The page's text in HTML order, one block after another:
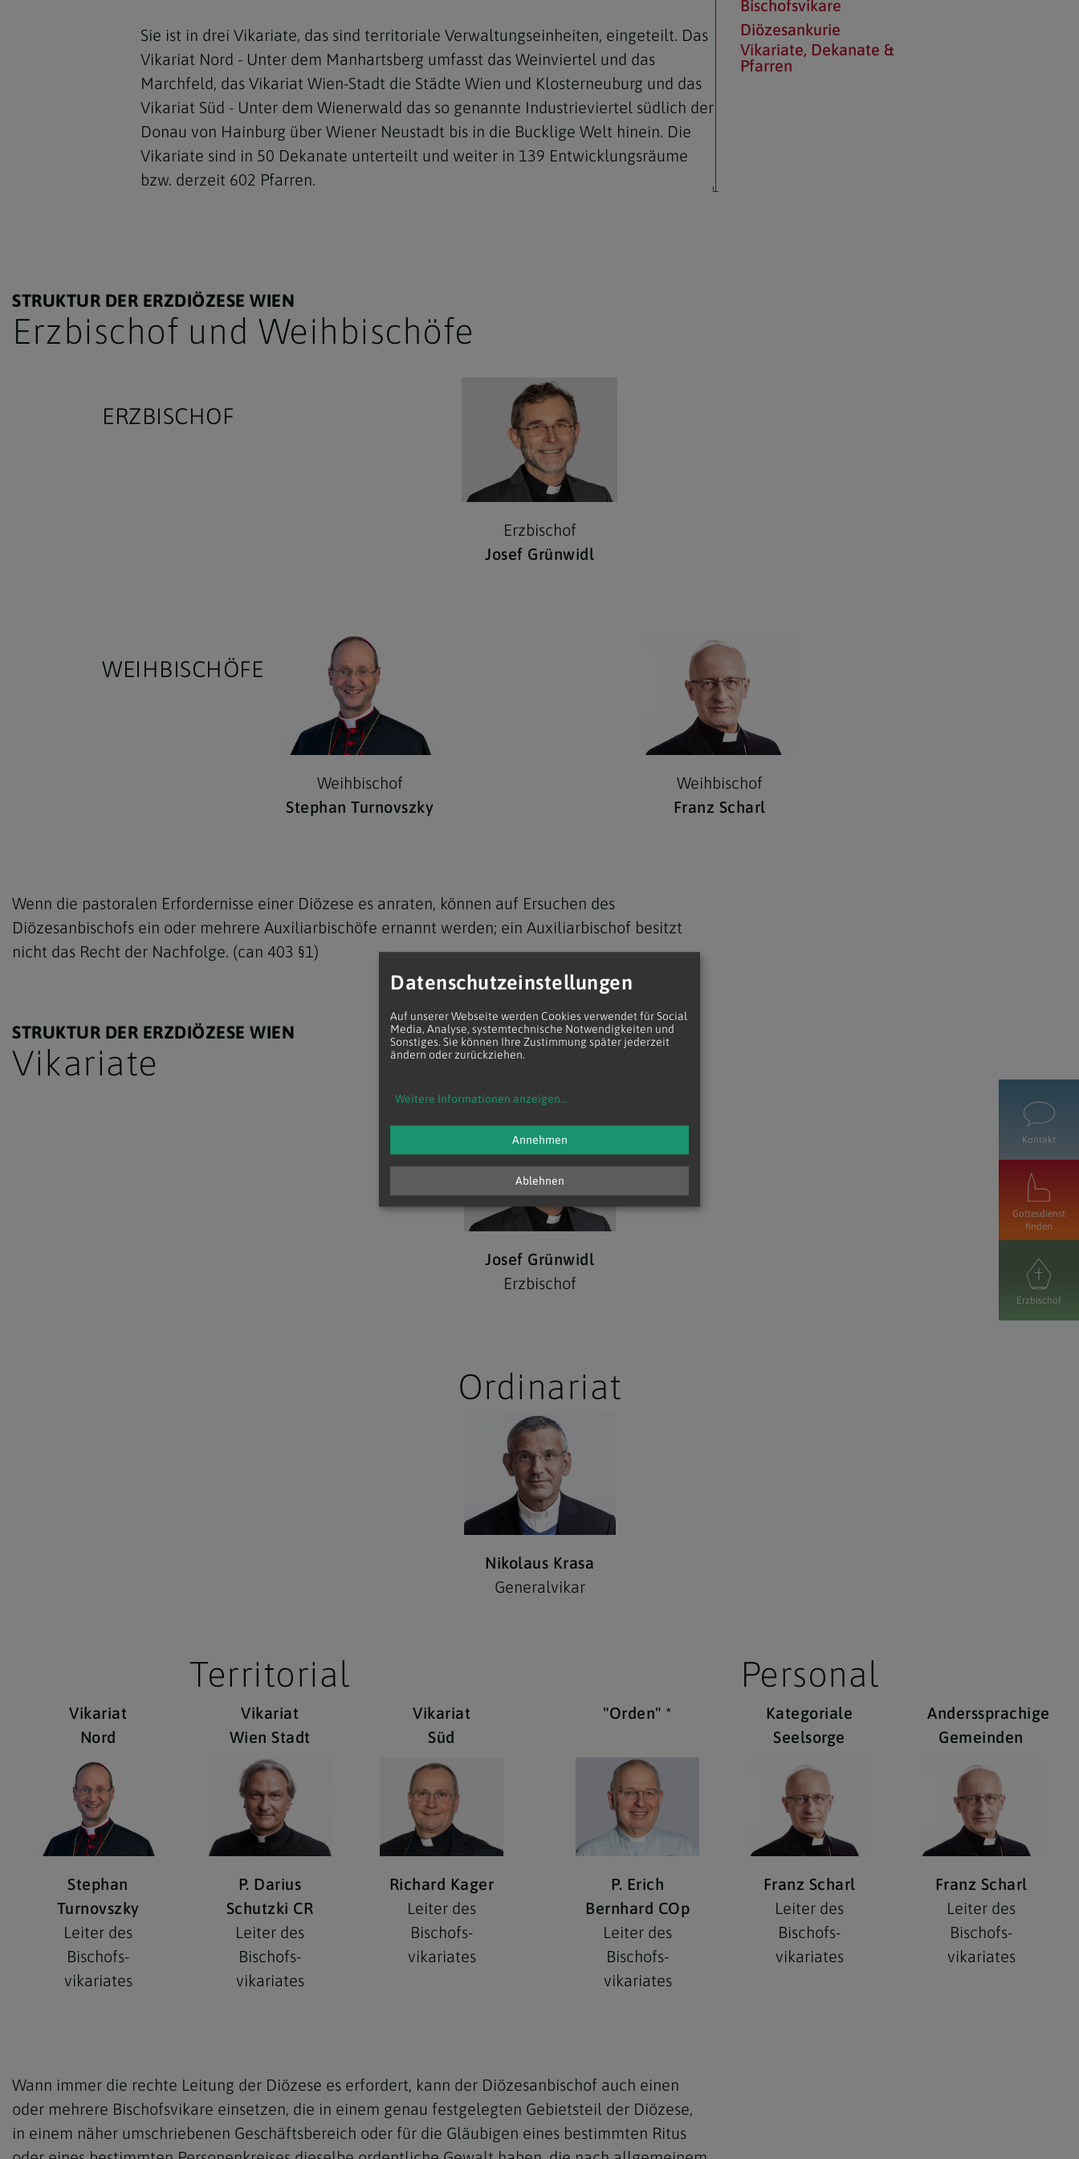
Kontakt
Gottesdienst
finden
Erzbischof
Sie ist in drei Vikariate, das sind territoriale Verwaltungseinheiten, eingeteilt. Das
Vikariat Nord - Unter dem Manhartsberg umfasst das Weinviertel und das
Marchfeld, das Vikariat Wien-Stadt die Städte Wien und Klosterneuburg und das
Vikariat Süd - Unter dem Wienerwald das so genannte Industrieviertel südlich der
Donau von Hainburg über Wiener Neustadt bis in die Bucklige Welt hinein. Die
Vikariate sind in 50 Dekanate unterteilt und weiter in 139 Entwicklungsräume
bzw. derzeit 602 Pfarren.
Bischofsvikare
Diözesankurie
Vikariate, Dekanate &
Pfarren
STRUKTUR DER ERZDIÖZESE WIEN
Erzbischof und Weihbischöfe
ERZBISCHOF
Erzbischof
Josef Grünwidl
WEIHBISCHÖFE
Weihbischof
Stephan Turnovszky
Weihbischof
Franz Scharl
Wenn die pastoralen Erfordernisse einer Diözese es anraten, können auf Ersuchen des
Diözesanbischofs ein oder mehrere Auxiliarbischöfe ernannt werden; ein Auxiliarbischof besitzt
nicht das Recht der Nachfolge. (can 403 §1)
STRUKTUR DER ERZDIÖZESE WIEN
Vikariate
Josef Grünwidl
Erzbischof
Ordinariat
Nikolaus Krasa
Generalvikar
Territorial
Vikariat
Nord
Stephan
Turnovszky
Leiter des
Bischofs­
vikariates
Vikariat
Wien Stadt
P. Darius
Schutzki CR
Leiter des
Bischofs­
vikariates
Vikariat
Süd
Richard Kager
Leiter des
Bischofs­
vikariates
Personal
"Orden" *
P. Erich
Bernhard COp
Leiter des
Bischofs­
vikariates
Kategoriale
Seelsorge
Franz Scharl
Leiter des
Bischofs­
vikariates
Anderssprachige
Gemeinden
Franz Scharl
Leiter des
Bischofs­
vikariates
Wann immer die rechte Leitung der Diözese es erfordert, kann der Diözesanbischof auch einen
oder mehrere Bischofsvikare einsetzen, die in einem genau festgelegten Gebietsteil der Diözese,
in einem näher umschriebenen Geschäftsbereich oder für die Gläubigen eines bestimmten Ritus
Datenschutzeinstellungen
Auf unserer Webseite werden Cookies verwendet für Social
Media, Analyse, systemtechnische Notwendigkeiten und
Sonstiges. Sie können Ihre Zustimmung später jederzeit
ändern oder zurückziehen.
Weitere Informationen anzeigen...
Ablehnen
Annehmen